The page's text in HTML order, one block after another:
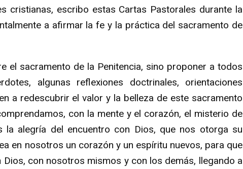
cristianas, escribo estas Cartas Pastorales durante la
a afirmar la fe y la práctica del sacramento de
el sacramento de la Penitencia, sino proponer a todos
algunas reflexiones doctrinales, orientaciones
a redescubrir el valor y la belleza de este sacramento
con la mente y el corazón, el misterio de
la alegría del encuentro con Dios, que nos otorga su
en nosotros un corazón y un espíritu nuevos, para que
con nosotros mismos y con los demás, llegando a